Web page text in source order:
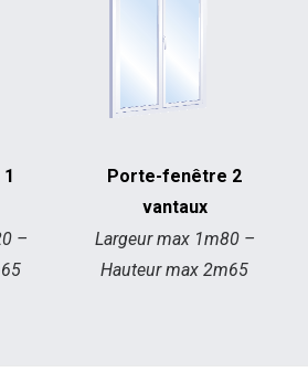
–
Porte-fenêtre 2
vantaux
Largeur max 1m80 –
Hauteur max 2m65